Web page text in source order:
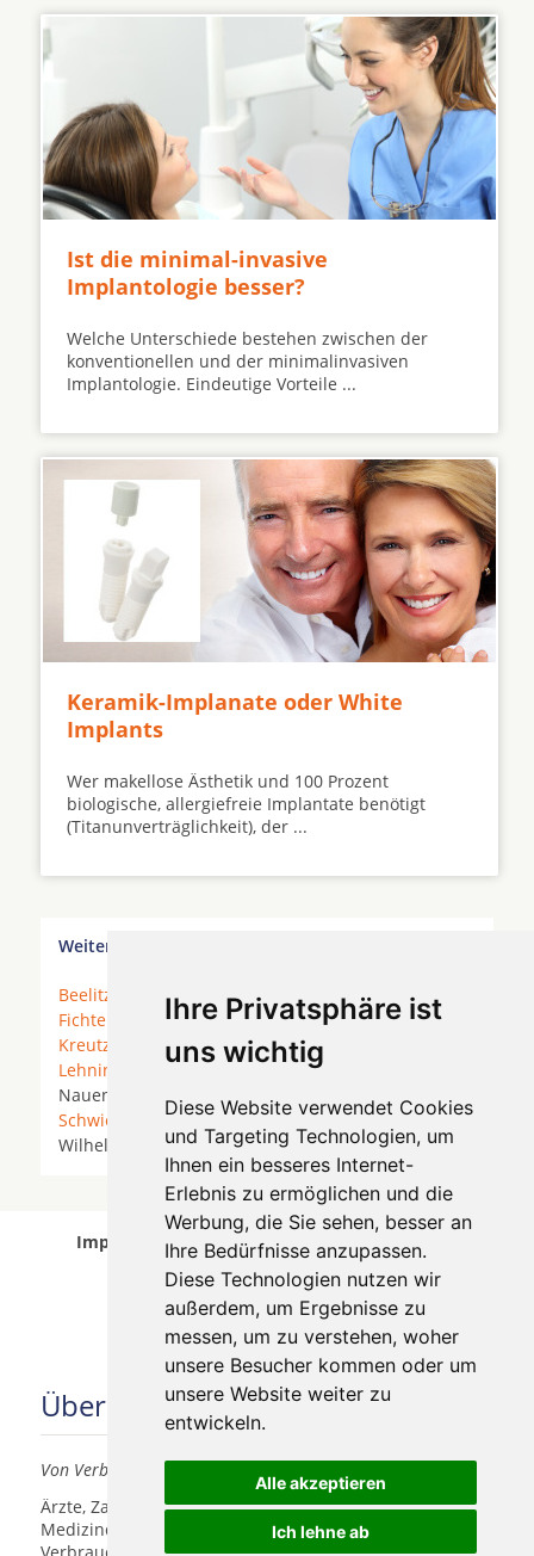
Ihre Privatsphäre ist
uns wichtig
Diese Website verwendet Cookies
und Targeting Technologien, um
Ihnen ein besseres Internet-
Erlebnis zu ermöglichen und die
Werbung, die Sie sehen, besser an
Ihre Bedürfnisse anzupassen.
Diese Technologien nutzen wir
außerdem, um Ergebnisse zu
messen, um zu verstehen, woher
unsere Besucher kommen oder um
unsere Website weiter zu
entwickeln.
Alle akzeptieren
Ich lehne ab
Ist die minimal-invasive
Implantologie besser?
Welche Unterschiede bestehen zwischen der
konventionellen und der minimalinvasiven
Implantologie. Eindeutige Vorteile ...
Keramik-Implanate oder White
Implants
Wer makellose Ästhetik und 100 Prozent
biologische, allergiefreie Implantate benötigt
(Titanunverträglichkeit), der ...
Weitere Orte in der Nähe von Werder (Havel)
Beelitz
* Berlin * Brandenburg an der Havel *
Fichtenwalde * Golzow *Groß Glienicke*Groß
Kreutz (Havel)*Ketzin* Ketzin/Havel *
Lehnin
* Langerwisch *Lehnin*
Nauen * Nuthetal * Potsdam
*
Schwielowsee*Seddiner See *Werder (Havel)*
Wilhelmshorst *Wollin* Wustermark *
Implantologen in Werder (Havel) wurde am 06
August 2026 aktualisiert.
Über uns
Von Verbrauchern für Verbraucher
Ärzte, Zahnärzte, Akustiker und andere
Medizindienstleister haben hier die Möglichkeit, sich